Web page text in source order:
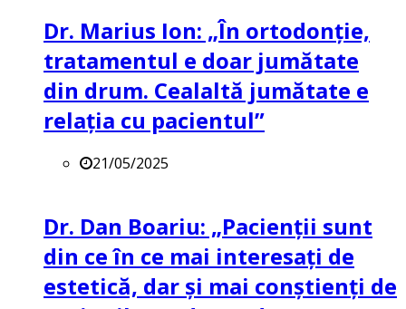
Dr. Marius Ion: „În ortodonție,
tratamentul e doar jumătate
din drum. Cealaltă jumătate e
relația cu pacientul”
21/05/2025
Dr. Dan Boariu: „Pacienții sunt
din ce în ce mai interesați de
estetică, dar și mai conștienți de